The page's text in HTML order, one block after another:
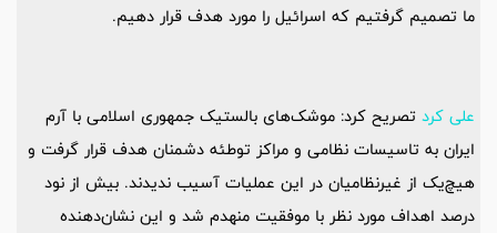
ما تصمیم گرفتیم که اسرائیل را مورد هدف قرار دهیم.
علی کرد تصریح کرد: موشک‌های بالستیک جمهوری اسلامی با آرم
ایران به تاسیسات نظامی و مراکز توطئه دشمنان هدف قرار گرفت و
هیچ‌یک از غیرنظامیان در این عملیات آسیب ندیدند. بیش از نود
درصد اهداف مورد نظر با موفقیت منهدم شد و این نشان‌دهنده